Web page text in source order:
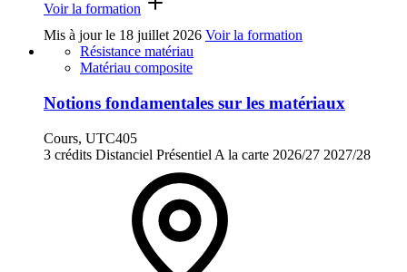
Voir la formation
Mis à jour le 18 juillet 2026 Voir la formation
Résistance matériau
Matériau composite
Notions fondamentales sur les matériaux
Cours, UTC405
3 crédits Distanciel Présentiel A la carte 2026/27 2027/28